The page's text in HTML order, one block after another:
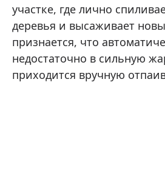
участке, где лично
деревья и высаживает
признается, что
недостаточно в сильную
приходится вручную